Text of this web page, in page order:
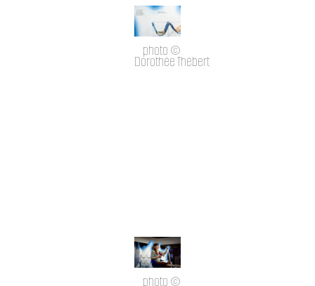
photo ©
Dorothée Thébert
photo ©